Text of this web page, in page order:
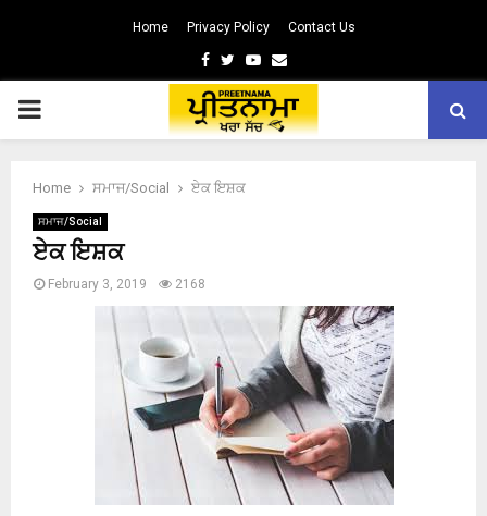
Home Privacy Policy Contact Us
Facebook
TwitterYoutube
Email
PRIMARY
Home ਸਮਾਜ/Social ਏਕ ਇਸ਼ਕ
ਸਮਾਜ/Social
ਏਕ ਇਸ਼ਕ
February 3, 2019 2168